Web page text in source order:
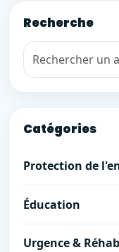
Recherche
Recherche de
Catégories
Protection de
Éducation
Urgence &